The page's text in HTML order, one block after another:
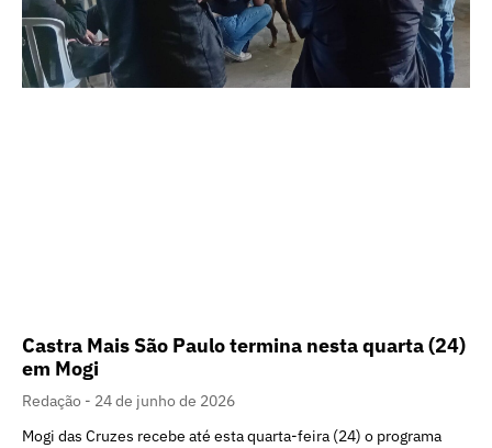
Castra Mais São Paulo termina nesta quarta (24)
em Mogi
Redação
24 de junho de 2026
Mogi das Cruzes recebe até esta quarta-feira (24) o programa